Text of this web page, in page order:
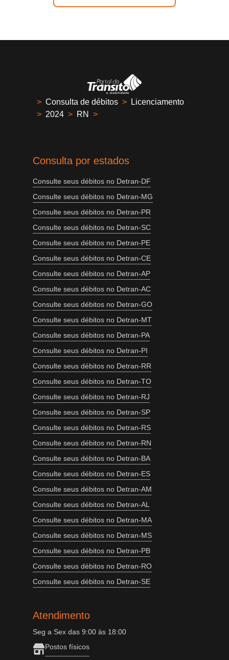
> Consulta de débitos >
Licenciamento
> 2024 > RN >
Consulta por estados
Consulte seus débitos no Detran-DF
Consulte seus débitos no Detran-MG
Consulte seus débitos no Detran-PR
Consulte seus débitos no Detran-SC
Consulte seus débitos no Detran-PE
Consulte seus débitos no Detran-CE
Consulte seus débitos no Detran-AP
Consulte seus débitos no Detran-AC
Consulte seus débitos no Detran-GO
Consulte seus débitos no Detran-MT
Consulte seus débitos no Detran-PA
Consulte seus débitos no Detran-PI
Consulte seus débitos no Detran-RR
Consulte seus débitos no Detran-TO
Consulte seus débitos no Detran-RJ
Consulte seus débitos no Detran-SP
Consulte seus débitos no Detran-RS
Consulte seus débitos no Detran-RN
Consulte seus débitos no Detran-BA
Consulte seus débitos no Detran-ES
Consulte seus débitos no Detran-AM
Consulte seus débitos no Detran-AL
Consulte seus débitos no Detran-MA
Consulte seus débitos no Detran-MS
Consulte seus débitos no Detran-PB
Consulte seus débitos no Detran-RO
Consulte seus débitos no Detran-SE
Atendimento
Seg a Sex das 9:00 às 18:00
Postos físicos